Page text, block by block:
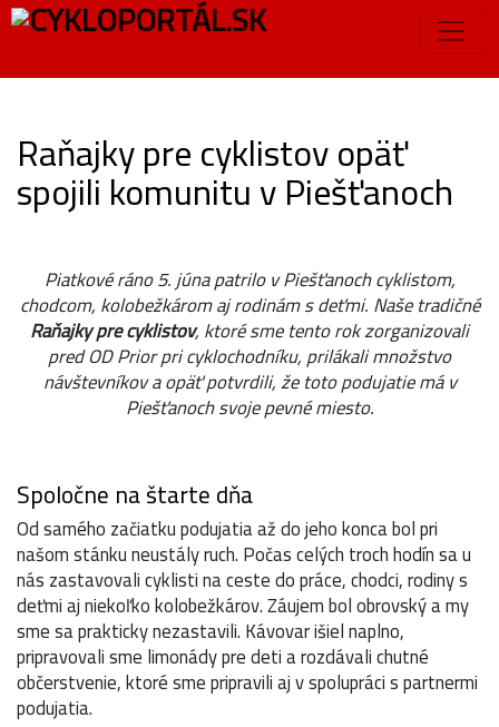
Raňajky pre cyklistov opäť
spojili komunitu v Piešťanoch
Piatkové ráno 5. júna patrilo v Piešťanoch cyklistom,
chodcom, kolobežkárom aj rodinám s deťmi. Naše tradičné
Raňajky pre cyklistov, ktoré sme tento rok zorganizovali
pred OD Prior pri cyklochodníku, prilákali množstvo
návštevníkov a opäť potvrdili, že toto podujatie má v
Piešťanoch svoje pevné miesto.
Spoločne na štarte dňa
Od samého začiatku podujatia až do jeho konca bol pri
našom stánku neustály ruch. Počas celých troch hodín sa u
nás zastavovali cyklisti na ceste do práce, chodci, rodiny s
deťmi aj niekoľko kolobežkárov. Záujem bol obrovský a my
sme sa prakticky nezastavili. Kávovar išiel naplno,
pripravovali sme limonády pre deti a rozdávali chutné
občerstvenie, ktoré sme pripravili aj v spolupráci s partnermi
podujatia.